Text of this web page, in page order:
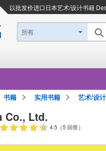
以批发价进口日本艺术/设计书籍
所有
书籍 实用书籍 艺术/设计
Co., Ltd.
4.5（5 回答）